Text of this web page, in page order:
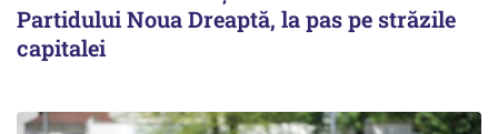
Partidului Noua Dreaptă, la pas pe străzile
capitalei